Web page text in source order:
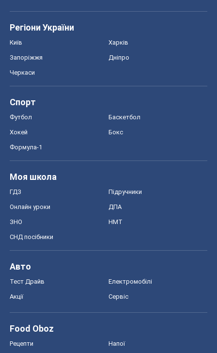
Регіони України
Київ Харків
Запоріжжя Дніпро
Черкаси
Спорт
Футбол Баскетбол
Хокей Бокс
Формула-1
Моя школа
ГДЗ Підручники
Онлайн уроки ДПА
ЗНО НМТ
СНД посібники
Авто
Тест Драйв Електромобілі
Акції Сервіс
Food Oboz
Рецепти Напої